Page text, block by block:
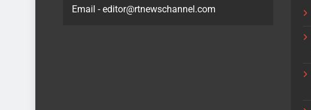
Email - editor@rtnewschannel.com